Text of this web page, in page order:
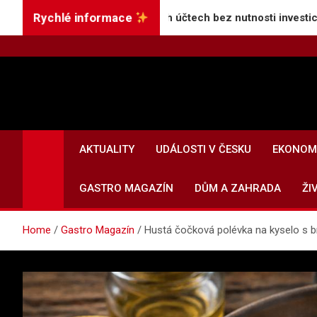
Rychlé informace
úroky na spořicích účtech bez nutnosti investic
AKTUALITY
UDÁLOSTI V ČESKU
GASTRO MAGAZÍN DŮM A ZAHRADA
Home Gastro Magazín Hustá čočková polévka na kyselo s